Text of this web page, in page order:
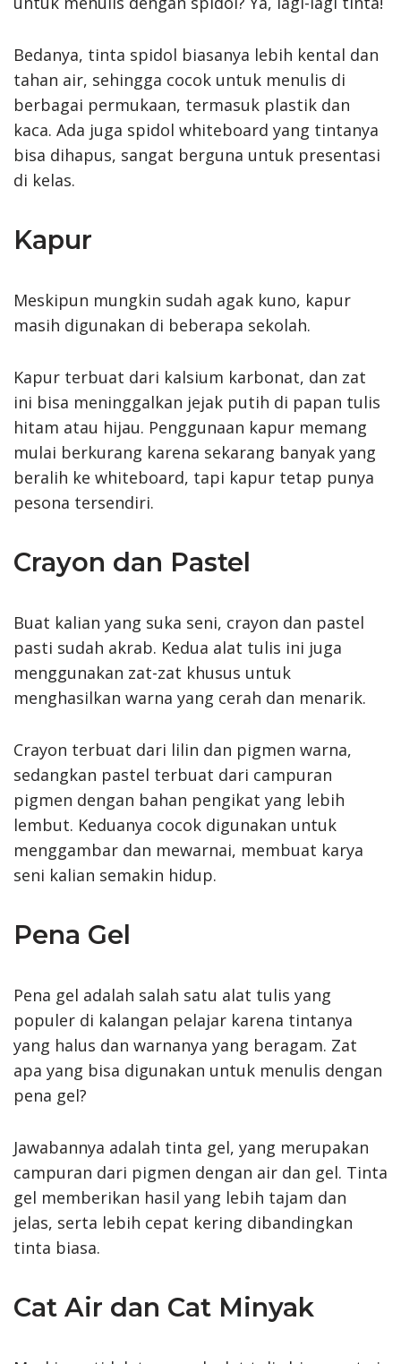
Bedanya, tinta spidol biasanya lebih kental dan
tahan air, sehingga cocok untuk menulis di
berbagai permukaan, termasuk plastik dan
kaca. Ada juga spidol whiteboard yang tintanya
bisa dihapus, sangat berguna untuk presentasi
di kelas.
Kapur
Meskipun mungkin sudah agak kuno, kapur
masih digunakan di beberapa sekolah.
Kapur terbuat dari kalsium karbonat, dan zat
ini bisa meninggalkan jejak putih di papan tulis
hitam atau hijau. Penggunaan kapur memang
mulai berkurang karena sekarang banyak yang
beralih ke whiteboard, tapi kapur tetap punya
pesona tersendiri.
Crayon dan Pastel
Buat kalian yang suka seni, crayon dan pastel
pasti sudah akrab. Kedua alat tulis ini juga
menggunakan zat-zat khusus untuk
menghasilkan warna yang cerah dan menarik.
Crayon terbuat dari lilin dan pigmen warna,
sedangkan pastel terbuat dari campuran
pigmen dengan bahan pengikat yang lebih
lembut. Keduanya cocok digunakan untuk
menggambar dan mewarnai, membuat karya
seni kalian semakin hidup.
Pena Gel
Pena gel adalah salah satu alat tulis yang
populer di kalangan pelajar karena tintanya
yang halus dan warnanya yang beragam. Zat
apa yang bisa digunakan untuk menulis dengan
pena gel?
Jawabannya adalah tinta gel, yang merupakan
campuran dari pigmen dengan air dan gel. Tinta
gel memberikan hasil yang lebih tajam dan
jelas, serta lebih cepat kering dibandingkan
tinta biasa.
Cat Air dan Cat Minyak